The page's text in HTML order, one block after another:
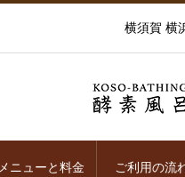
横須賀 横
メニューと料金 ご利用の流